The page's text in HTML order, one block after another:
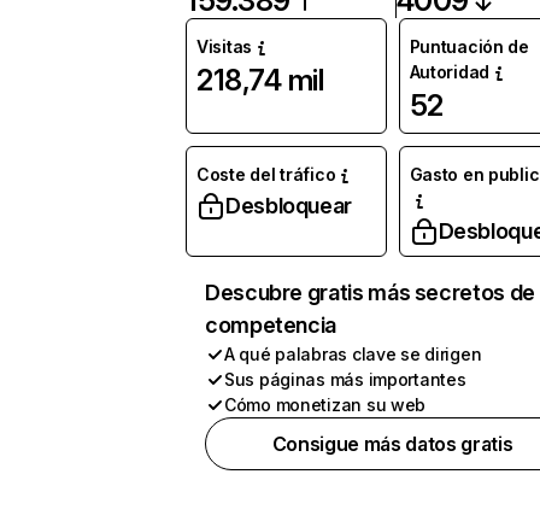
Visitas
218,74 mil
Puntuación de
Autoridad
52
Coste del tráfico
Desbloquear
Gasto en
Descubre gratis más secretos de
competencia
A qué palabras clave se dirigen
Sus páginas más importantes
Cómo monetizan su web
Consigue más datos gratis